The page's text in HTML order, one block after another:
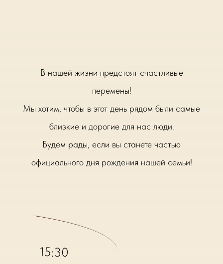
15:30
В нашей жизни предстоят счастливые
перемены!
Мы хотим, чтобы в этот день рядом были самые
близкие и дорогие для нас люди.
Будем рады, если вы станете частью
официального дня рождения нашей семьи!